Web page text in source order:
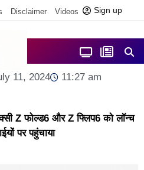
Disclaimer Videos Contact us
Sign up
11, 2024
11:27 am
Z फोल्‍ड6 और Z फ्लिप6 को लॉन्च
पर पहुंचाया